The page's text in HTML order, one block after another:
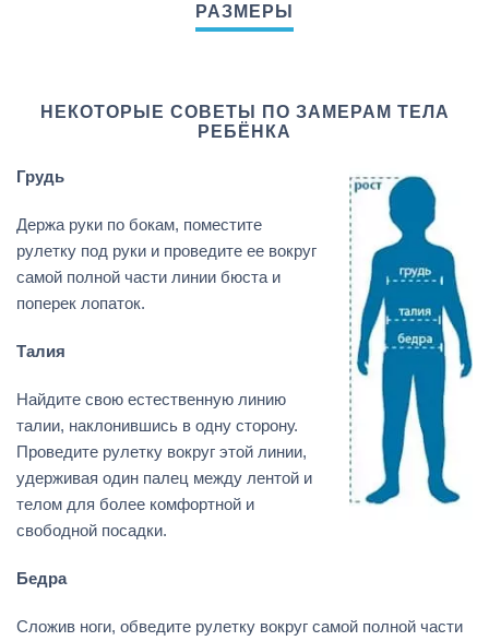
НЕКОТОРЫЕ СОВЕТЫ ПО ЗАМЕРАМ ТЕЛА
РЕБЁНКА
Грудь
Держа руки по бокам, поместите
рулетку под руки и проведите ее вокруг
самой полной части линии бюста и
поперек лопаток.
Талия
Найдите свою естественную линию
талии, наклонившись в одну сторону.
Проведите рулетку вокруг этой линии,
удерживая один палец между лентой и
телом для более комфортной и
свободной посадки.
Бедра
Сложив ноги, обведите рулетку вокруг самой полной части